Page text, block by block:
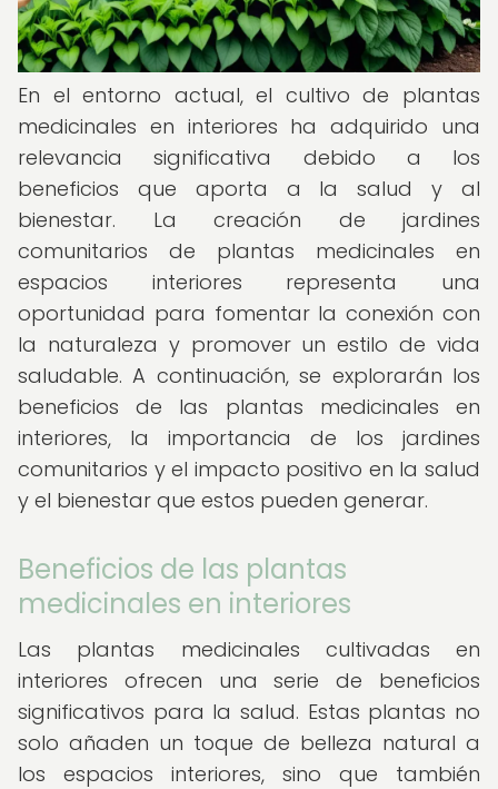
En el entorno actual, el cultivo de plantas
medicinales en interiores ha adquirido una
relevancia significativa debido a los
beneficios que aporta a la salud y al
bienestar. La creación de jardines
comunitarios de plantas medicinales en
espacios interiores representa una
oportunidad para fomentar la conexión con
la naturaleza y promover un estilo de vida
saludable. A continuación, se explorarán los
beneficios de las plantas medicinales en
interiores, la importancia de los jardines
comunitarios y el impacto positivo en la salud
y el bienestar que estos pueden generar.
Beneficios de las plantas
medicinales en interiores
Las plantas medicinales cultivadas en
interiores ofrecen una serie de beneficios
significativos para la salud. Estas plantas no
solo añaden un toque de belleza natural a
los espacios interiores, sino que también